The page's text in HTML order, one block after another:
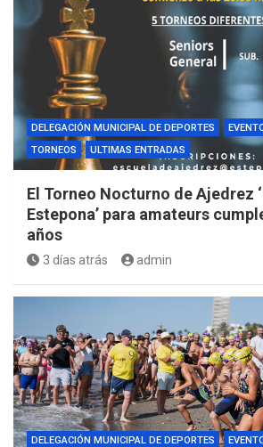
DELEGACIÓN MUNICIPAL DE DEPORTES
TORNEOS
ULTIMAS ENTRADAS
El Torneo Nocturno de Ajedrez
Estepona’ para amateurs
años
3 días atrás admin
DELEGACIÓN MUNICIPAL DE DEPORTES